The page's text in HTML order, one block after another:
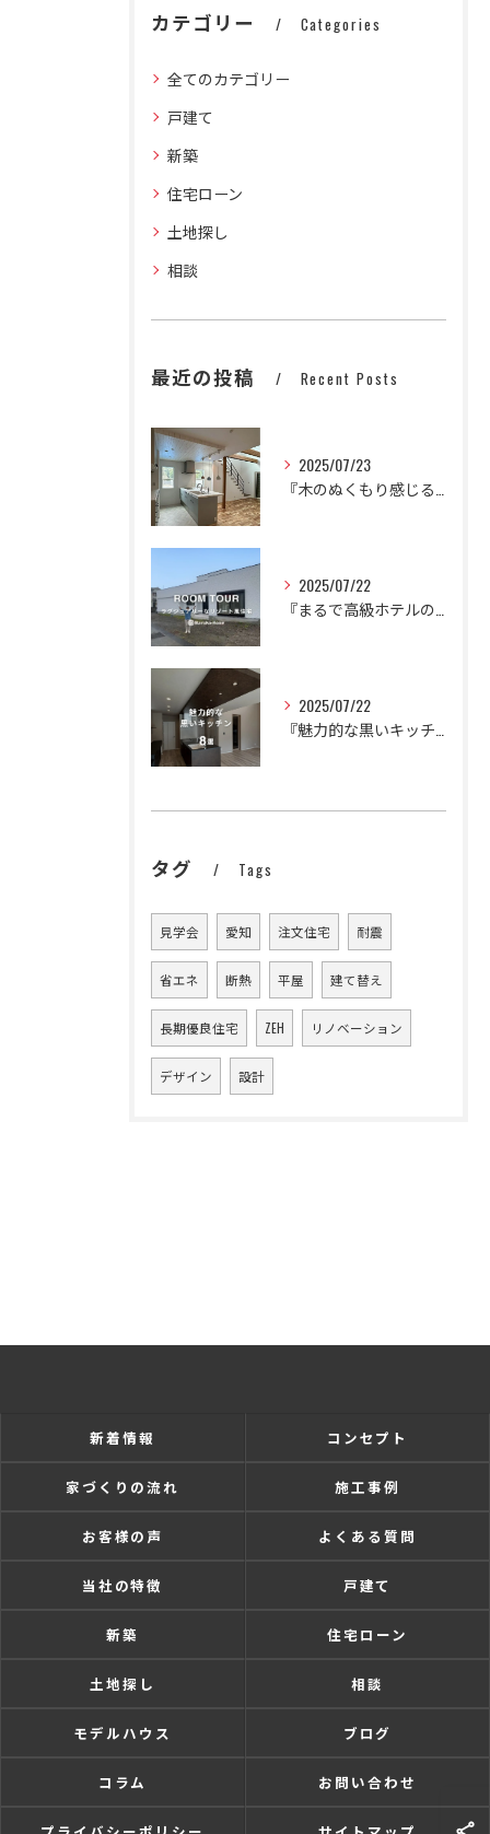
カテゴリー Categories
全てのカテゴリー
戸建て
新築
住宅ローン
土地探し
相談
最近の投稿 Recent Posts
2025/07/23
2025/07/22
2025/07/22
タグ Tags
見学会 愛知 注文住宅 耐震
省エネ 断熱 平屋 建て替え
長期優良住宅 ZEH リノベーション
デザイン 設計
新着情報 コンセプト
家づくりの流れ 施工事例
お客様の声 よくある質問
当社の特徴 戸建て
新築 住宅ローン
土地探し 相談
モデルハウス ブログ
コラム お問い合わせ